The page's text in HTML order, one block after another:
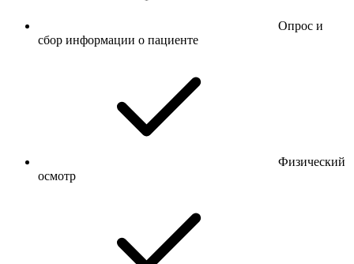
Опрос и
сбор информации о пациенте
Физический
осмотр